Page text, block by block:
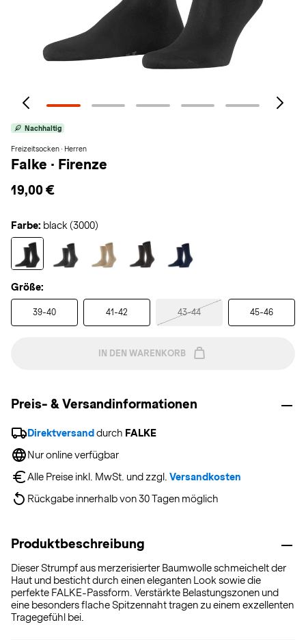
Nachhaltig
Freizeitsocken · Herren
Falke · Firenze
19,00 €
Farbe: black (3000)
Größe:
39-40 41-42 43-44 45-46
IN DEN WARENKORB
Preis- & Versandinformationen
Direktversand durch FALKE
Nur online verfügbar
Alle Preise inkl. MwSt. und zzgl. Versandkosten
Rückgabe innerhalb von 30 Tagen möglich
Produktbeschreibung
Dieser Strumpf aus merzerisierter Baumwolle schmeichelt der
Haut und besticht durch einen eleganten Look sowie die
perfekte FALKE-Passform. Verstärkte Belastungszonen und
eine besonders flache Spitzennaht tragen zu einem exzellenten
Tragegefühl bei.